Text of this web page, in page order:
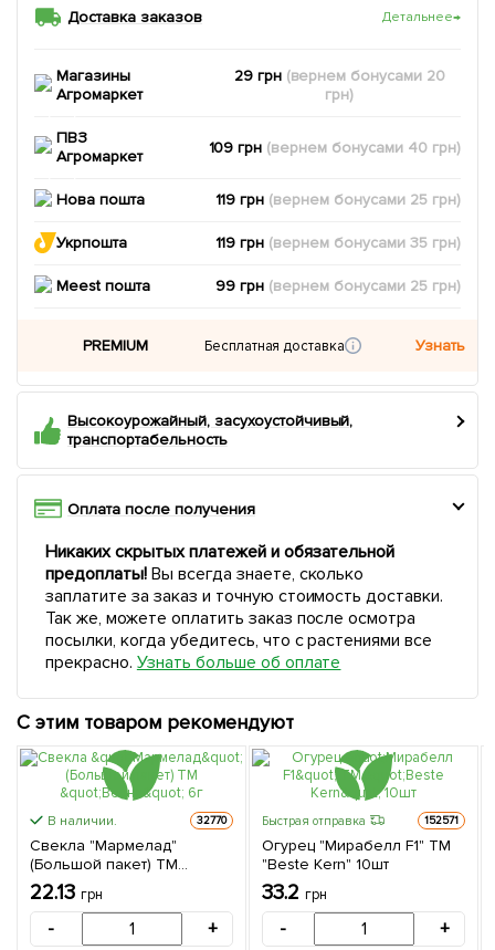
Доставка заказов Детальнее→
Магазины
Агромаркет
29 грн (вернем бонусами 20
грн)
ПВЗ
Агромаркет
109 грн (вернем бонусами 40 грн)
Нова пошта 119 грн (вернем бонусами 25 грн)
Укрпошта 119 грн (вернем бонусами35 грн)
Meest пошта 99 грн (вернем бонусами 25 грн)
PREMIUM Бесплатная доставка Узнать
Высокоурожайный, засухоустойчивый,
транспортабельность
Оплата после получения
Никаких скрытых платежей и обязательной
предоплаты!Вы всегда знаете, сколько
заплатите за заказ и точную стоимость доставки.
Так же, можете оплатить заказ после осмотра
посылки, когда убедитесь, что с растениями все
прекрасно. Узнать больше об оплате
С этим товаром рекомендуют
В наличии. 32770
Свекла "Мармелад"
(Большой пакет) ТМ
"Весна" 6г
22.13 грн
- +
Быстрая отправка 152571
Огурец "Мирабелл F1" ТМ
"Beste Kern" 10шт
33.2 грн
- +